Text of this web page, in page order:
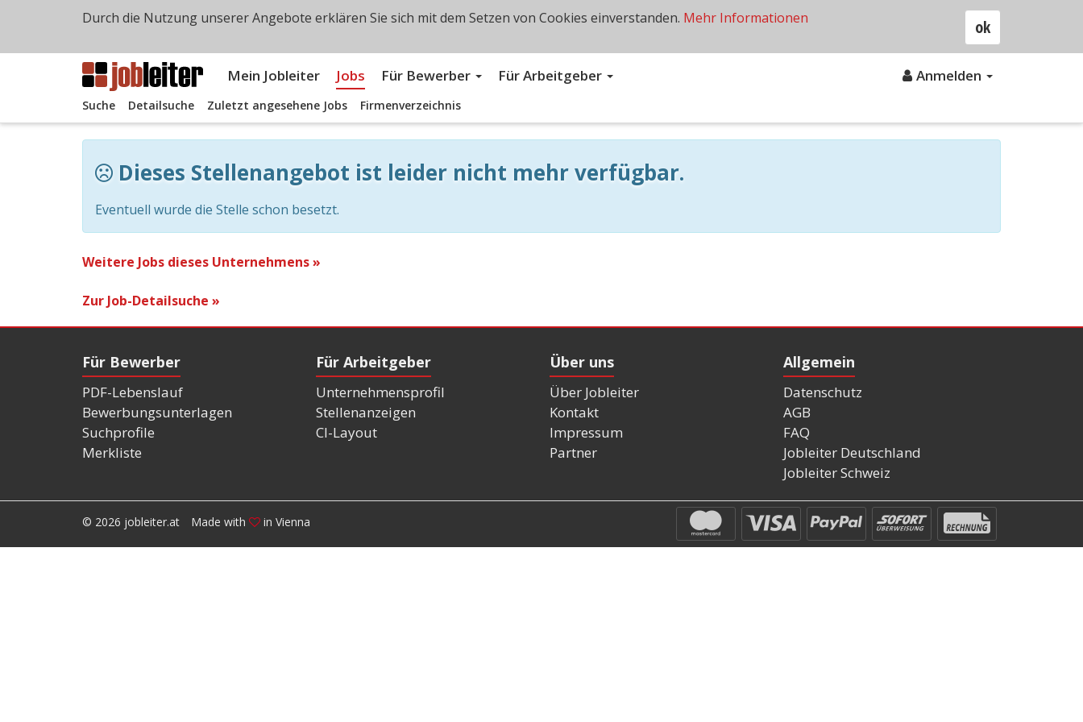
Mein Jobleiter Jobs Für Bewerber Für Arbeitgeber Anmelden
Suche Detailsuche Zuletzt angesehene Jobs Firmenverzeichnis
Dieses Stellenangebot ist leider nicht mehr verfügbar.
Eventuell wurde die Stelle schon besetzt.
Weitere Jobs dieses Unternehmens »
Zur Job-Detailsuche »
Für Bewerber
PDF-Lebenslauf
Bewerbungsunterlagen
Suchprofile
Merkliste
Für Arbeitgeber
Unternehmensprofil
Stellenanzeigen
CI-Layout
Über uns
Über Jobleiter
Kontakt
Impressum
Partner
Allgemein
Datenschutz
AGB
FAQ
Jobleiter Deutschland
Jobleiter Schweiz
© 2026 jobleiter.at Made with in Vienna
ok
Durch die Nutzung unserer Angebote erklären Sie sich mit dem Setzen von Cookies einverstanden. Mehr Informationen